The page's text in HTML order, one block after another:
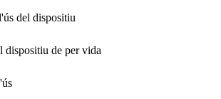
del dispositiu
dispositiu de per vida